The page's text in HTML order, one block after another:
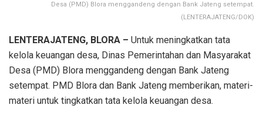
Desa (PMD) Blora menggandeng dengan Bank Jateng setempat.
(LENTERAJATENG/DOK)
LENTERAJATENG, BLORA – Untuk meningkatkan tata
kelola keuangan desa, Dinas Pemerintahan dan Masyarakat
Desa (PMD) Blora menggandeng dengan Bank Jateng
setempat. PMD Blora dan Bank Jateng memberikan, materi-
materi untuk tingkatkan tata kelola keuangan desa.